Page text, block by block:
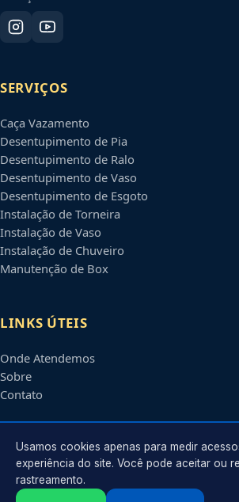
SERVIÇOS
Caça Vazamento
Desentupimento de Pia
Desentupimento de Ralo
Desentupimento de Vaso
Desentupimento de Esgoto
Instalação de Torneira
Instalação de Vaso
Instalação de Chuveiro
Manutenção de Box
LINKS ÚTEIS
Onde Atendemos
Sobre
Contato
CONTATO
Atendimento em
Usamos cookies apenas para medir
experiência do site. Você pode aceitar ou
rastreamento.